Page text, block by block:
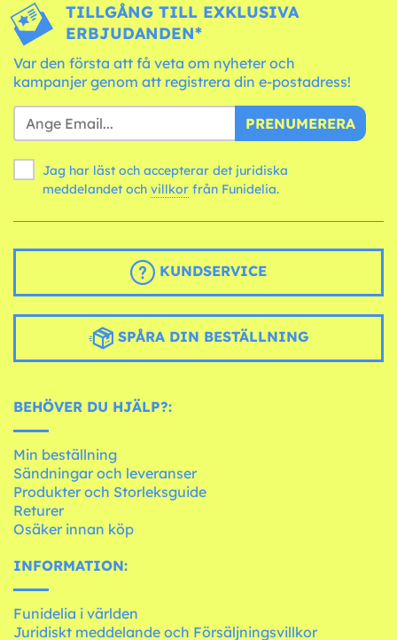
TILLGÅNG TILL EXKLUSIVA
ERBJUDANDEN*
Var den första att få veta om nyheter och
kampanjer genom att registrera din e-postadress!
PRENUMERERA
Jag har läst och accepterar det juridiska
meddelandet och villkor från Funidelia.
KUNDSERVICE
SPÅRA DIN BESTÄLLNING
BEHÖVER DU HJÄLP?:
Min beställning
Sändningar och leveranser
Produkter och Storleksguide
Returer
Osäker innan köp
INFORMATION:
Funidelia i världen
Juridiskt meddelande och Försäljningsvillkor